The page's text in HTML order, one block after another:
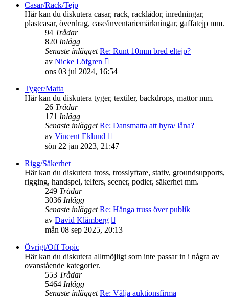
inlägget
Casar/Rack/Tejp
Här kan du diskutera casar, rack, racklådor, inredningar,
plastcasar, överdrag, case/inventariemärkningar, gaffatejp mm.
94 Trådar
820 Inlägg
Senaste inlägget Re: Runt 10mm bred eltejp?
av Nicke Löfgren
till
inlägget
ons 03 jul 2024, 16:54
Tyger/Matta
Här kan du diskutera tyger, textiler, backdrops, mattor mm.
26 Trådar
171 Inlägg
Senaste inlägget Re: Dansmatta att hyra/ låna?
av Vincent Eklund
till
inlägget
sön 22 jan 2023, 21:47
Rigg/Säkerhet
Här kan du diskutera tross, trosslyftare, stativ, groundsupports,
rigging, handspel, telfers, scener, podier, säkerhet mm.
249 Trådar
3036 Inlägg
Senaste inlägget Re: Hänga truss över publik
av David Klämberg
till
inlägget
mån 08 sep 2025, 20:13
Övrigt/Off Topic
Här kan du diskutera alltmöjligt som inte passar in i några av
ovanstående kategorier.
553 Trådar
5464 Inlägg
Senaste inlägget Re: Välja auktionsfirma